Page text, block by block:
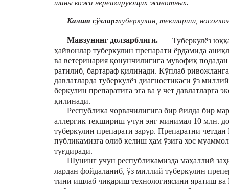
Мавзунинг долзарблиги.
Туберкулёз
ҳайвонлар туберкулин препарати ёрдамида
ва ветеринария қонунчилигига мувофиқ
ратилиб, бартараф қилинади. Кўплаб
давлатларда туберкулёз диагностикаси ўз
беркулин препаратига эга ва у чет давлатларга
қилинади.
Республика чорвачилигига бир йилда бир
аллергик текшириш учун энг минимал 10 млн.
туберкулин препарати зарур. Препаратни четдан
публикамизга олиб келиш ҳам ўзига хос
туғдиради.
Шунинг учун республикамизда маҳаллий
лардан фойдаланиб, ўз миллий туберкулин
тини ишлаб чиқариш технологиясини яратиш ва
шины кожи нереагирующих животных.
Калит сўзлар:туберкулин, текшириш,